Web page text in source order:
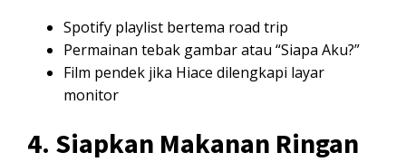
Spotify playlist bertema road trip
Permainan tebak gambar atau “Siapa Aku?”
Film pendek jika Hiace dilengkapi layar
monitor
4. Siapkan Makanan Ringan